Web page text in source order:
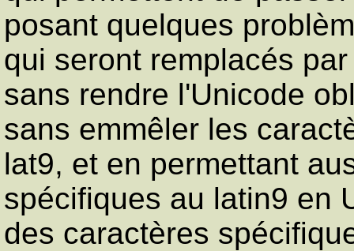
posant quelques
qui seront remplacés
sans rendre l'Unicode
sans emmêler les
lat9, et en permettant
spécifiques au latin9 en
des caractères